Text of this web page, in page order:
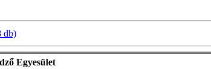
db)
Egyesület